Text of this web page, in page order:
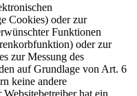
Cookies) oder zur
Funktionen
oder zur
zur Messung des
auf Grundlage von Art. 6
keine andere
hat ein